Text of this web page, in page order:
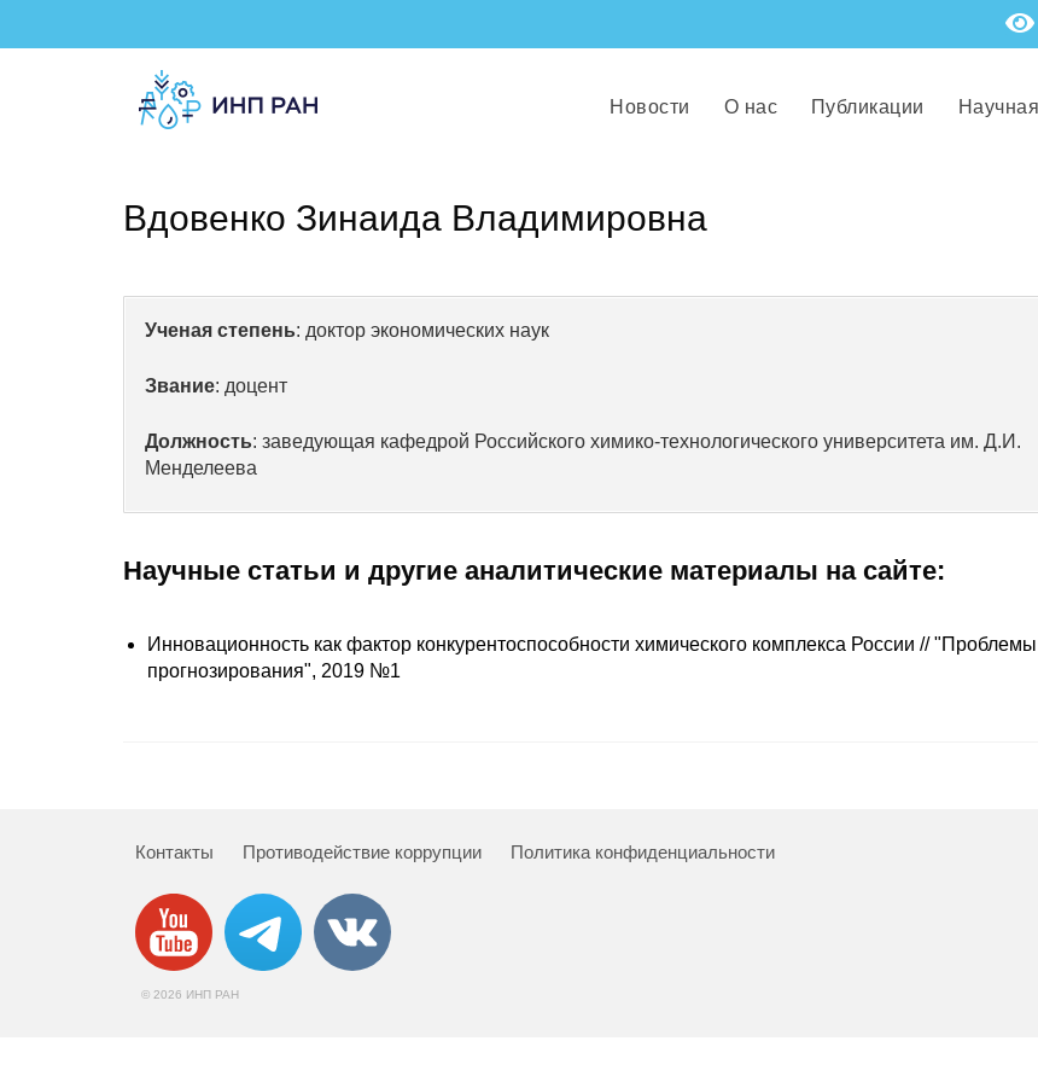
Новости О нас Публикации
Вдовенко Зинаида Владимировна
Ученая степень: доктор экономических наук
Звание: доцент
Должность: заведующая кафедрой Российского химико-технологического университета им. Д.И.
Менделеева
Научные статьи и другие аналитические материалы на сайте:
Инновационность как фактор конкурентоспособности химического комплекса России // "Проблемы
прогнозирования", 2019 №1
Контакты Противодействие коррупции Политика конфиденциальности
© 2026 ИНП РАН